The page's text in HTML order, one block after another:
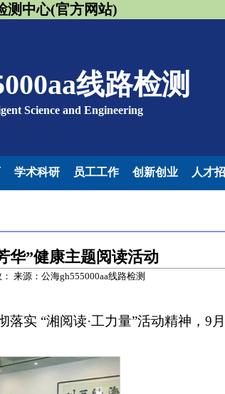
测中心(官方网站)
线路检测
Science and Engineering
学术科研 员工工作 创新创业 人才
华”健康主题阅读活动
来源：公海gh555000aa线路检测
实 “湘阅读·工力量”活动精神，9